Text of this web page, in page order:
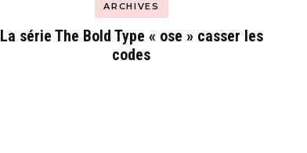
ARCHIVES
La série The Bold Type « ose » casser les
codes